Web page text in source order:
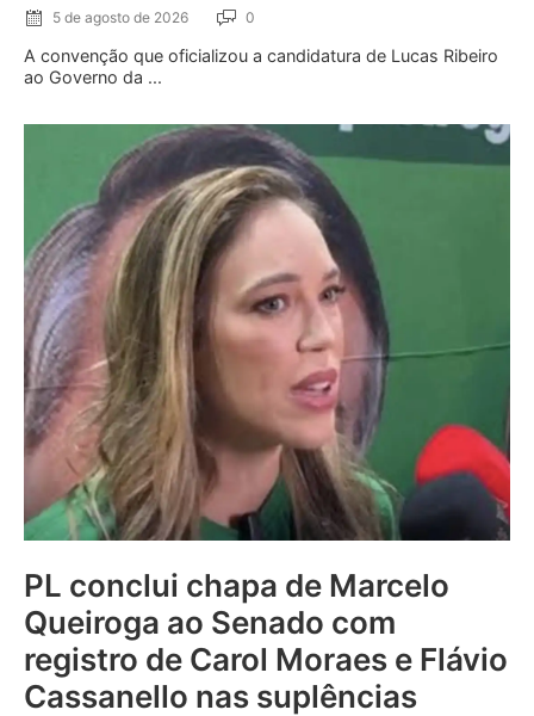
5 de agosto de 2026 0
A convenção que oficializou a candidatura de Lucas Ribeiro
ao Governo da ...
PL conclui chapa de Marcelo
Queiroga ao Senado com
registro de Carol Moraes e Flávio
Cassanello nas suplências